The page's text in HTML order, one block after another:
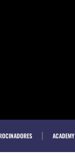
ACADEMY